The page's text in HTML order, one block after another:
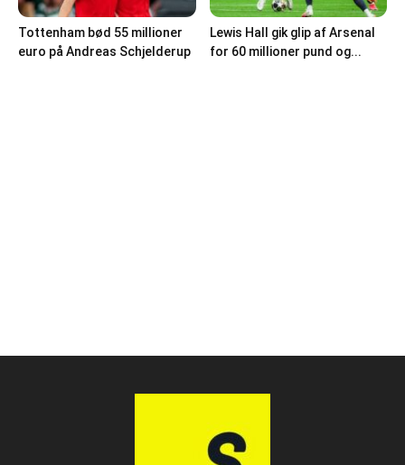
Tottenham bød 55 millioner
euro på Andreas Schjelderup
Lewis Hall gik glip af Arsenal
for 60 millioner pund og...